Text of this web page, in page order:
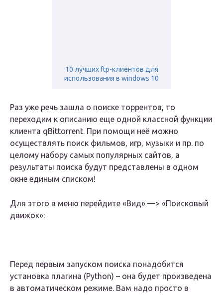
10 лучших ftp-клиентов для
использования в windows 10
Раз уже речь зашла о поиске торрентов, то
переходим к описанию еще одной классной функции
клиента qBittorrent. При помощи неё можно
осуществлять поиск фильмов, игр, музыки и пр. по
целому набору самых популярных сайтов, а
результаты поиска будут представлены в одном
окне единым списком!
Для этого в меню перейдите «Вид» —> «Поисковый
движок»:
Перед первым запуском поиска понадобится
установка плагина (Python) – она будет произведена
в автоматическом режиме. Вам надо просто в